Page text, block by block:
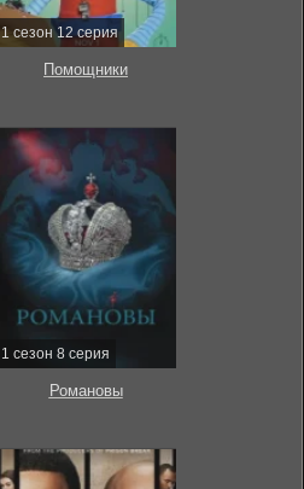
1 сезон 12 серия
Помощники
1 сезон 8 серия
Романовы